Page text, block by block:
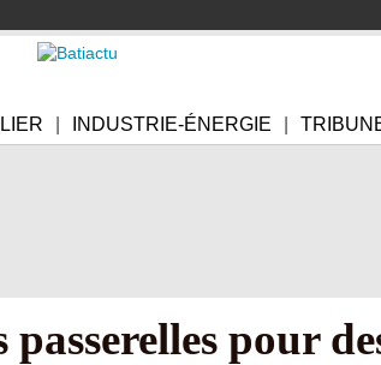
INDUSTRIE-ÉNERGIE
pour